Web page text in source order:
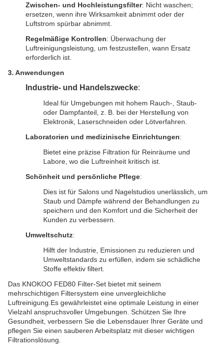
Zwischen- und Hochleistungsfilter: Nicht waschen;
ersetzen, wenn ihre Wirksamkeit abnimmt oder der
Luftstrom spürbar abnimmt.
Regelmäßige Kontrollen: Überwachung der
Luftreinigungsleistung, um festzustellen, wann Ersatz
erforderlich ist.
3. Anwendungen
Industrie- und Handelszwecke:
Ideal für Umgebungen mit hohem Rauch-, Staub-
oder Dampfanteil, z. B. bei der Herstellung von
Elektronik, Laserschneiden oder Lötverfahren.
Laboratorien und medizinische Einrichtungen:
Bietet eine präzise Filtration für Reinräume und
Labore, wo die Luftreinheit kritisch ist.
Schönheit und persönliche Pflege:
Dies ist für Salons und Nagelstudios unerlässlich, um
Staub und Dämpfe während der Behandlungen zu
speichern und den Komfort und die Sicherheit der
Kunden zu verbessern.
Umweltschutz:
Hilft der Industrie, Emissionen zu reduzieren und
Umweltstandards zu erfüllen, indem sie schädliche
Stoffe effektiv filtert.
Das KNOKOO FED80 Filter-Set bietet mit seinem
mehrschichtigen Filtersystem eine unvergleichliche
Luftreinigung.Es gewährleistet eine optimale Leistung in einer
Vielzahl anspruchsvoller Umgebungen. Schützen Sie Ihre
Gesundheit, verbessern Sie die Lebensdauer Ihrer Geräte und
pflegen Sie einen sauberen Arbeitsplatz mit dieser wichtigen
Filtrationslösung.